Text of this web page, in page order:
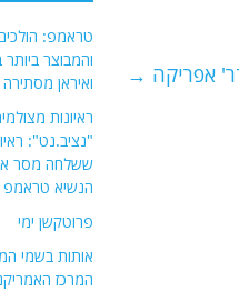
אפריקה →
טראמפ:
והמבוצר
ואיראן
ראיונות
ששלחה מסר
הנשיא טראמפ
פרוטקשן ימי
אותות בשמי
המרכז